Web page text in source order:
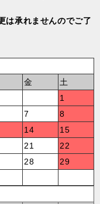
は承れませんのでご了
金
土
1
7
8
14
15
21
22
28
29